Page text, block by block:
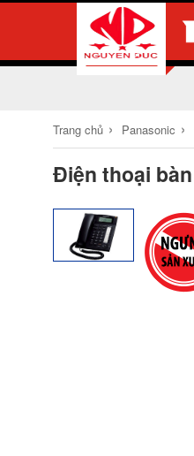
Trang chủ › Panasonic ›
Điện thoại